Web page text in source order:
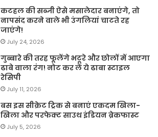
कटहल की सब्जी ऐसे मसालेदार बनाएंगे, तो
नापसंद करने वाले भी उंगलियां चाटते रह
जाएंगे!
July 24, 2026
गुब्बारे की तरह फूलेंगे भटूरे और छोलों में आएगा
ढाबे वाला रंग! नोट कर लें ये ढाबा स्टाइल
रेसिपी
July 11, 2026
बस इस सीक्रेट ट्रिक से बनाएं एकदम खिला-
खिला और परफेक्ट साउथ इंडियन ब्रेकफास्ट
July 5, 2026